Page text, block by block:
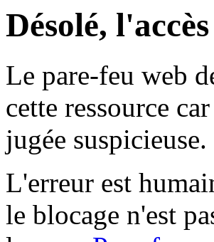
Désolé,
Le pare-feu web
cette ressource
jugée suspicieuse.
L'erreur est
le blocage n'est